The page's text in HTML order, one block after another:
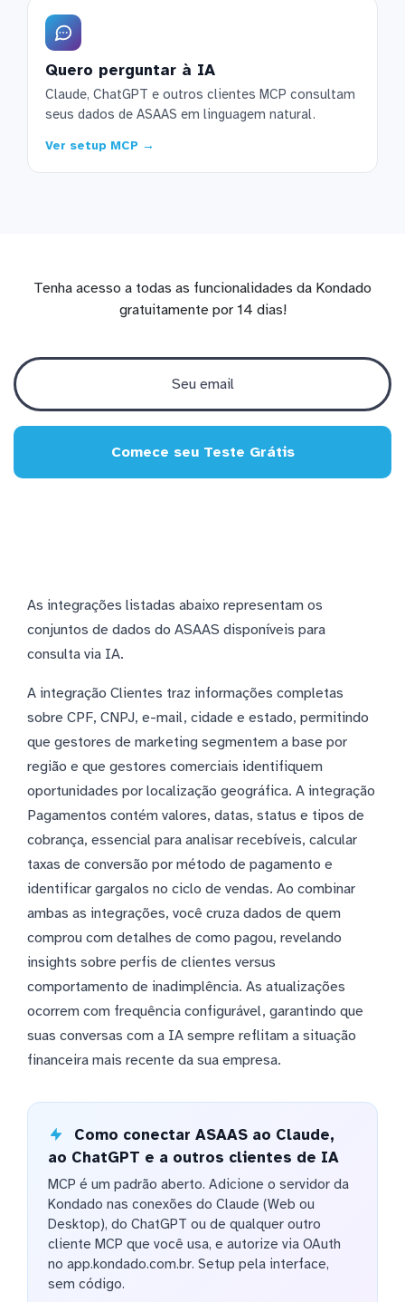
Quero perguntar à IA
Claude, ChatGPT e outros clientes MCP consultam
seus dados de ASAAS em linguagem natural.
Ver setup MCP →
Tenha acesso a todas as funcionalidades da Kondado
gratuitamente por 14 dias!
Comece seu Teste Grátis
As integrações listadas abaixo representam os
conjuntos de dados do ASAAS disponíveis para
consulta via IA.
A integração Clientes traz informações completas
sobre CPF, CNPJ, e-mail, cidade e estado, permitindo
que gestores de marketing segmentem a base por
região e que gestores comerciais identifiquem
oportunidades por localização geográfica. A integração
Pagamentos contém valores, datas, status e tipos de
cobrança, essencial para analisar recebíveis, calcular
taxas de conversão por método de pagamento e
identificar gargalos no ciclo de vendas. Ao combinar
ambas as integrações, você cruza dados de quem
comprou com detalhes de como pagou, revelando
insights sobre perfis de clientes versus
comportamento de inadimplência. As atualizações
ocorrem com frequência configurável, garantindo que
suas conversas com a IA sempre reflitam a situação
financeira mais recente da sua empresa.
Como conectar ASAAS ao Claude,
ao ChatGPT e a outros clientes de IA
MCP é um padrão aberto. Adicione o servidor da
Kondado nas conexões do Claude (Web ou
Desktop), do ChatGPT ou de qualquer outro
cliente MCP que você usa, e autorize via OAuth
no app.kondado.com.br. Setup pela interface,
sem código.